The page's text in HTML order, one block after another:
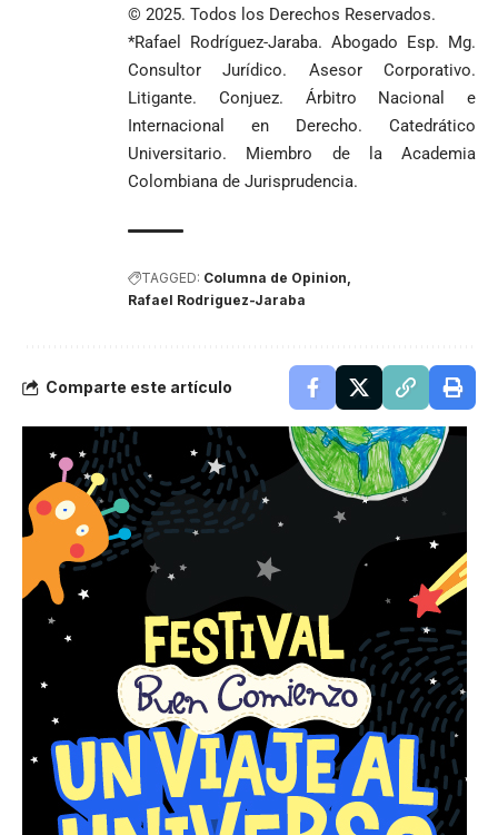
© 2025. Todos los Derechos Reservados.
*Rafael Rodríguez-Jaraba. Abogado Esp. Mg.
Consultor Jurídico. Asesor Corporativo.
Litigante. Conjuez. Árbitro Nacional e
Internacional en Derecho. Catedrático
Universitario. Miembro de la Academia
Colombiana de Jurisprudencia.
TAGGED: Columna de Opinion
Rafael Rodriguez-Jaraba
Comparte este artículo